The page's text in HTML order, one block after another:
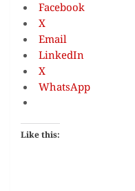
Facebook
X
Email
LinkedIn
X
WhatsApp
Like this: